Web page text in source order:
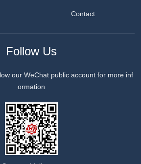
Contact
Follow Us
our WeChat public account for more inf
ormation